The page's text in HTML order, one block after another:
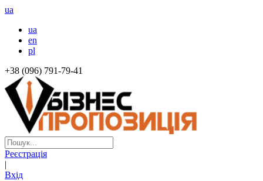
ua
ua
en
pl
+38 (096) 791-79-41
Реєстрація
|
Вхід